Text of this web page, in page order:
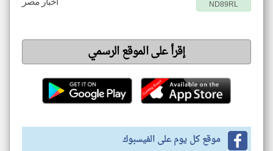
ND89RL
إقرأ على الموقع الرسمي
موقع كل يوم على الفيسبوك